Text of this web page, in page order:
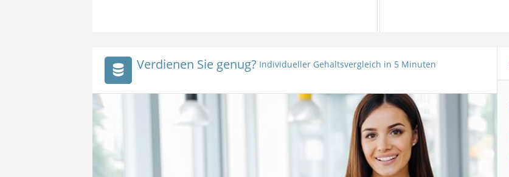
Verdienen Sie genug? Individueller Gehaltsvergleich in 5 Minuten